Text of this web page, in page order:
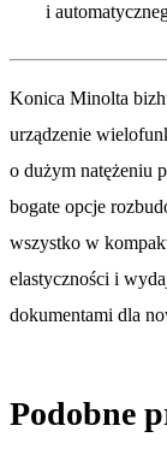
i
Konica Minolta
urządzenie
o dużym natężeniu
bogate opcje
wszystko w
elastyczności i
dokumentami dla
Podobne